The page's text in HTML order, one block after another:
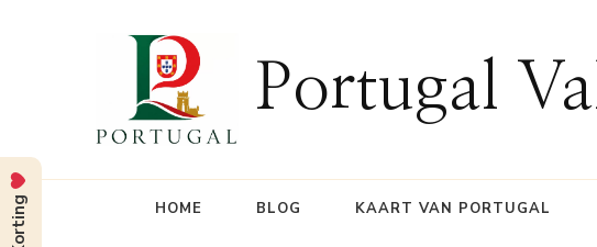
Portugal
HOME BLOG KAART VAN PORTUGAL